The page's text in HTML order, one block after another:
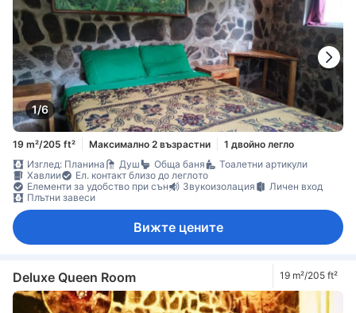
1/6
19 m²/205 ft² Максимално 2 възрастни
1 двойно легло
Изглед: Планина
Душ Обща баня
Тоалетни артикули
Хавлии
Ел. контакт близо до леглото
Елементи за удобство при сън
Звукоизолация
Личен вход
Плътни завеси
Вижте цените
Deluxe Queen Room 19 m²/205 ft²